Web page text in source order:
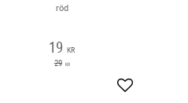
röd
19 KR
29 KR
Lägg till i